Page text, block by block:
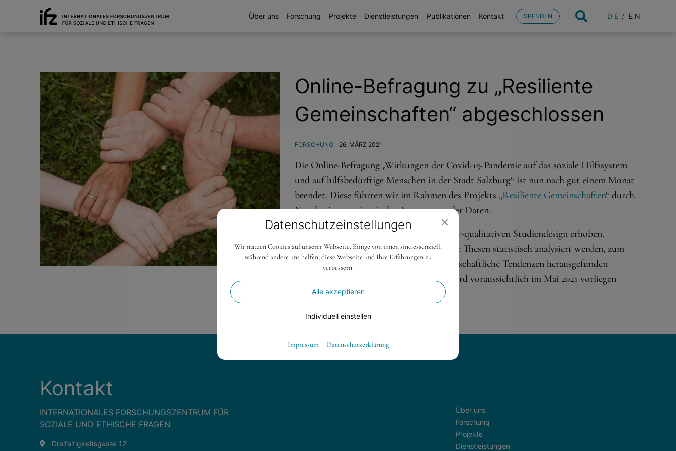
Über uns Forschung Projekte Dienstleistungen Publikationen Kontakt SPENDEN DE EN
Online-Befragung zu „Resiliente
Gemeinschaften“ abgeschlossen
FORSCHUNG 26. MÄRZ 2021
Die Online-Befragung „Wirkungen der Covid-19-Pandemie auf das soziale Hilfssystem
und auf hilfsbedürftige Menschen in der Stadt Salzburg“ ist nun nach gut einem Monat
beendet. Diese führten wir im Rahmen des Projekts „Resiliente Gemeinschaften“ durch.
Nun beginnen wir mit der Auswertung der Daten.
Die Fragen wurden nach einem quantitativ-qualitativen Studiendesign erhoben.
Dadurch können zum einen angenommene Thesen statistisch analysiert werden, zum
anderen aber auch noch unbekannte gesellschaftliche Tendenzen herausgefunden
werden. Ein erster, deskriptiver Bericht wird voraussichtlich im Mai 2021 vorliegen
Kontakt
INTERNATIONALES FORSCHUNGSZENTRUM FÜR
SOZIALE UND ETHISCHE FRAGEN
Dreifaltigkeitsgasse 12
Über uns
Forschung
Projekte
Dienstleistungen
Datenschutz­einstellungen
Wir nutzen Cookies auf unserer Webseite. Einige von ihnen sind essenziell,
während andere uns helfen, diese Webseite und Ihre Erfahrungen zu
verbessern.
Alle akzeptieren
Individuell einstellen
Essenzielle Cookies ermöglichen grundlegende Funktionen und sind für die
Impressum Datenschutzerklärung